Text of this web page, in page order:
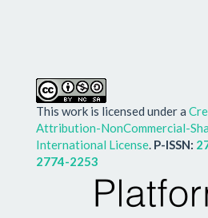
This work is licensed under a
Attribution-NonCommercial-
International License. P-ISSN:
2774-2253